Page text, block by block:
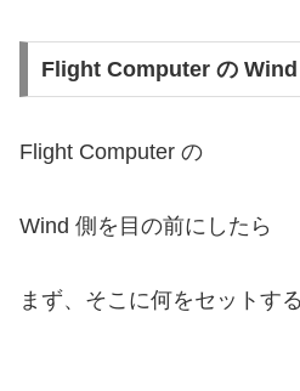
Flight Computer の Wind
Flight Computer の
Wind 側を目の前にしたら
まず、そこに何をセットす